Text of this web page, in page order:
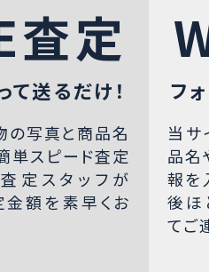
査定
て送るだけ！
の写真と商品名
単スピード査定
定スタッフが
額を素早くお
フ
当サ
品名
報を
後ほ
てご